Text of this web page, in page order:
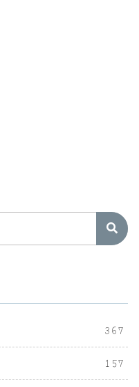
367
157